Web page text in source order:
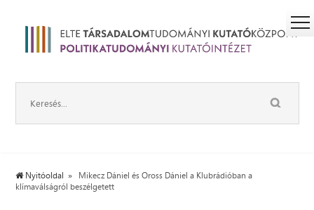
Nyitóoldal
Mikecz Dániel és Oross Dániel a Klubrádióban a
klímaválságról beszélgetett